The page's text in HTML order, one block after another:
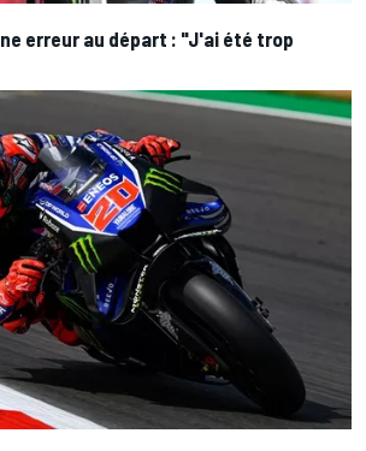
erreur au départ : "J'ai été trop